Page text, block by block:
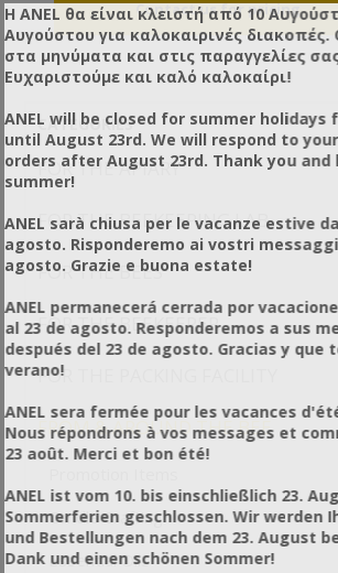
χειμώνα ) βασιλικός πολτός που σας
είναι Ελληνικής παραγωγής.
CATEGORIES
FOR THE APIARY
FOR THE BEEKEEPING LAB
FOR THE BEES
FOR THE BEEKEEPER
FOR THE PACKING FACILITY
FROM & AROUND THE BEE
Candle Crafting
Essential Oils
Η ANEL θα είναι κλειστή από 10
Αυγούστου για καλοκαιρινές
στα μηνύματα και στις παραγγελίες
Ευχαριστούμε και καλό καλοκαίρι!
ANEL will be closed for summer holidays
until August 23rd. We will respond to
orders after August 23rd. Thank you and
summer!
ANEL sarà chiusa per le vacanze estive
agosto. Risponderemo ai vostri
agosto. Grazie e buona estate!
ANEL permanecerá cerrada por
al 23 de agosto. Responderemos a sus
después del 23 de agosto. Gracias y que
verano!
ANEL sera fermée pour les vacances
Nous répondrons à vos messages et
23 août. Merci et bon été!
ANEL ist vom 10. bis einschließlich 23.
Sommerferien geschlossen. Wir werden
und Bestellungen nach dem 23. August
Dank und einen schönen Sommer!